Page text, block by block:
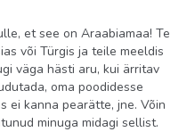
et see on Araabiamaa! Te
või Türgis ja teile meeldis
väga hästi aru, kui ärritav
oma poodidesse
ei kanna pearätte, jne. Võin
minuga midagi sellist.